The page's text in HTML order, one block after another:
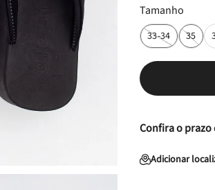
Tamanho
33-34 35
Confira o prazo
Adicionar